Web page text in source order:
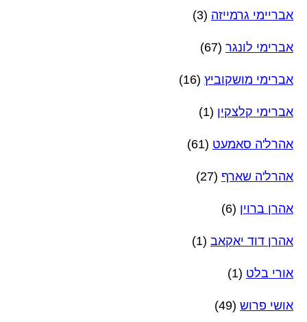
אבריימי גרמייזה (3)
אברימי לונגר (67)
אברימי מושקוביץ (16)
אברימי קלצקין (1)
אהרל'ה סאמעט (61)
אהרל'ה שארף (27)
אהרן ברוין (6)
אהרן דוד יאקאב (1)
אורי בלט (1)
אושי פרוש (49)